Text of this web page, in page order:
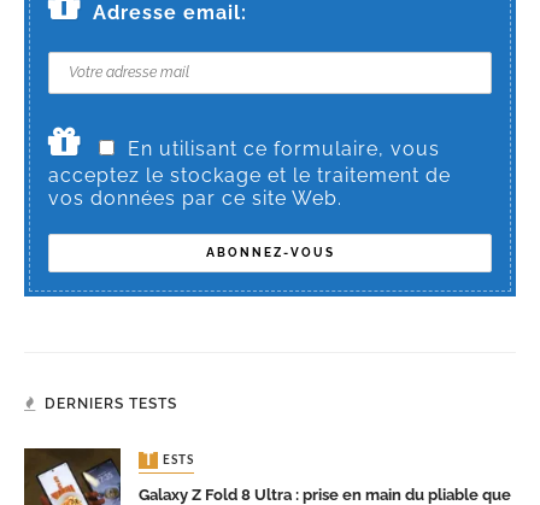
Adresse email:
En utilisant ce formulaire, vous
acceptez le stockage et le traitement de
vos données par ce site Web.
DERNIERS TESTS
TESTS
Galaxy Z Fold 8 Ultra : prise en main du pliable que